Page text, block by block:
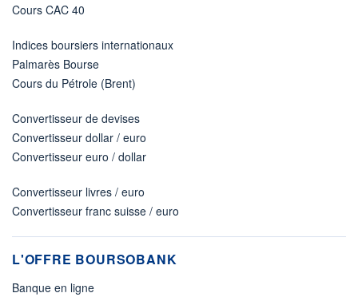
Cours CAC 40
Indices boursiers internationaux
Palmarès Bourse
Cours du Pétrole (Brent)
Convertisseur de devises
Convertisseur dollar / euro
Convertisseur euro / dollar
Convertisseur livres / euro
Convertisseur franc suisse / euro
L'OFFRE BOURSOBANK
Banque en ligne